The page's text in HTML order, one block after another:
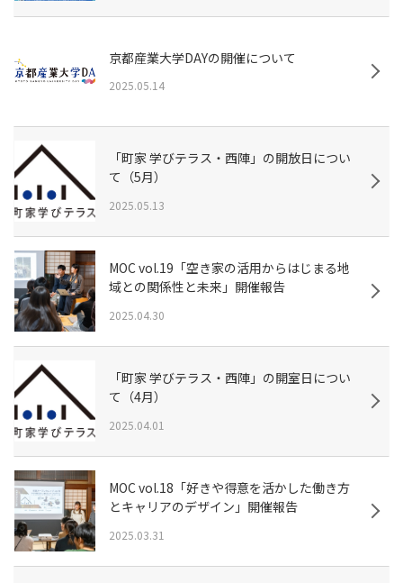
京都産業大学DAYの開催について
2025.05.14
「町家 学びテラス・西陣」の開放日につい
て（5月）
2025.05.13
MOC vol.19「空き家の活用からはじまる地
域との関係性と未来」開催報告
2025.04.30
「町家 学びテラス・西陣」の開室日につい
て（4月）
2025.04.01
MOC vol.18「好きや得意を活かした働き方
とキャリアのデザイン」開催報告
2025.03.31